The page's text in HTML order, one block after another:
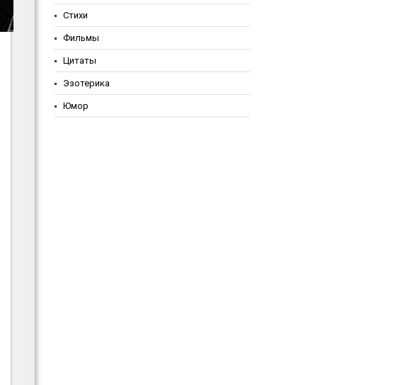
Стихи
Фильмы
Цитаты
Эзотерика
Юмор